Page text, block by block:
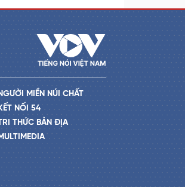
MIỀN NÚI CHẤT
NỐI 54
THỨC BẢN ĐỊA